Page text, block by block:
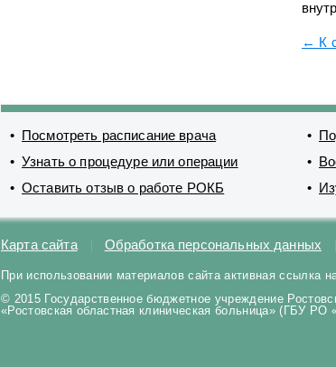
← К
Посмотреть расписание врача
Узнать о процедуре или операции
Оставить отзыв о работе РОКБ
Карта сайта Обработка персональных данных
При использовании материалов сайта активная ссылка
© 2015 Государственное бюджетное учреждение
«Ростовская областная клиническая больница» (ГБУ